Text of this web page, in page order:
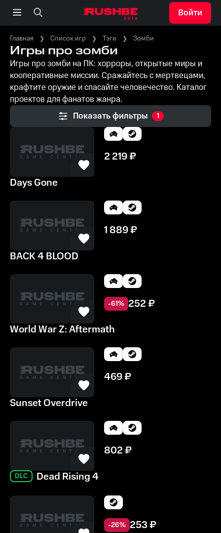
Войти
Главная Список игр Тэги Зомби
Игры про зомби
Игры про зомби на ПК: хорроры, открытые миры и
кооперативные миссии. Сражайтесь с мертвецами,
крафтите оружие и спасайте человечество. Каталог
проектов для фанатов жанра.
Показать фильтры
1
2 219₽
Days Gone
1 889₽
BACK 4 BLOOD
-61% 252₽
World War Z: Aftermath
469₽
Sunset Overdrive
802₽
DLC Dead Rising 4
-26% 253₽